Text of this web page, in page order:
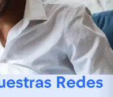
Redes